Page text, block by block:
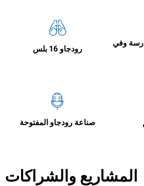
رودجاو 16 بلس
وفي
صناعة رودجاو المفتوحة
المشاريع والشراكات